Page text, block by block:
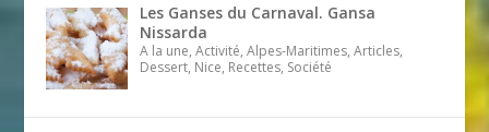
Les Ganses du Carnaval. Gansa
Nissarda
A la une, Activité, Alpes-Maritimes, Articles,
Dessert, Nice, Recettes, Société